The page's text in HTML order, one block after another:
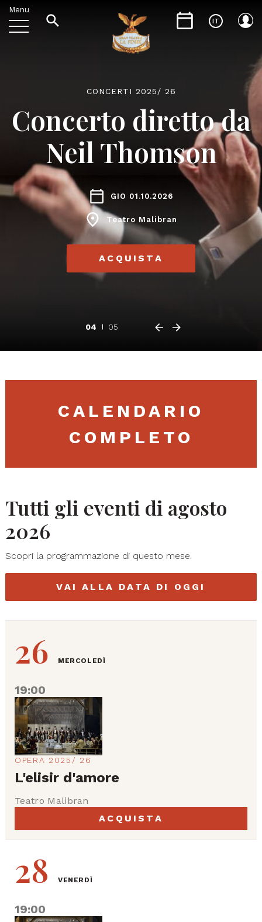
Menu
IT
CONCERTI 2025/ 26
Concerto diretto da
Neil Thomson
GIO 01.10.2026
Teatro Malibran
ACQUISTA
04 05
CALENDARIO
COMPLETO
Tutti gli eventi di agosto
2026
Scopri la programmazione di questo mese.
VAI ALLA DATA DI OGGI
26 MERCOLEDÌ
19:00
OPERA 2025/ 26
L'elisir d'amore
Teatro Malibran
ACQUISTA
28 VENERDÌ
19:00